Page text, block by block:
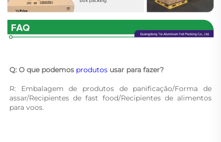
Q: O que podemos produtos usar para fazer?
R: Embalagem de produtos de panificação/Forma de
assar/Recipientes de fast food/Recipientes de alimentos
para voos.